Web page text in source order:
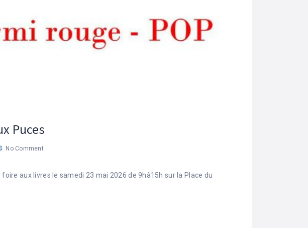
Puces
No Comment
foire aux livres le samedi 23 mai 2026 de 9hà15h sur la Place du